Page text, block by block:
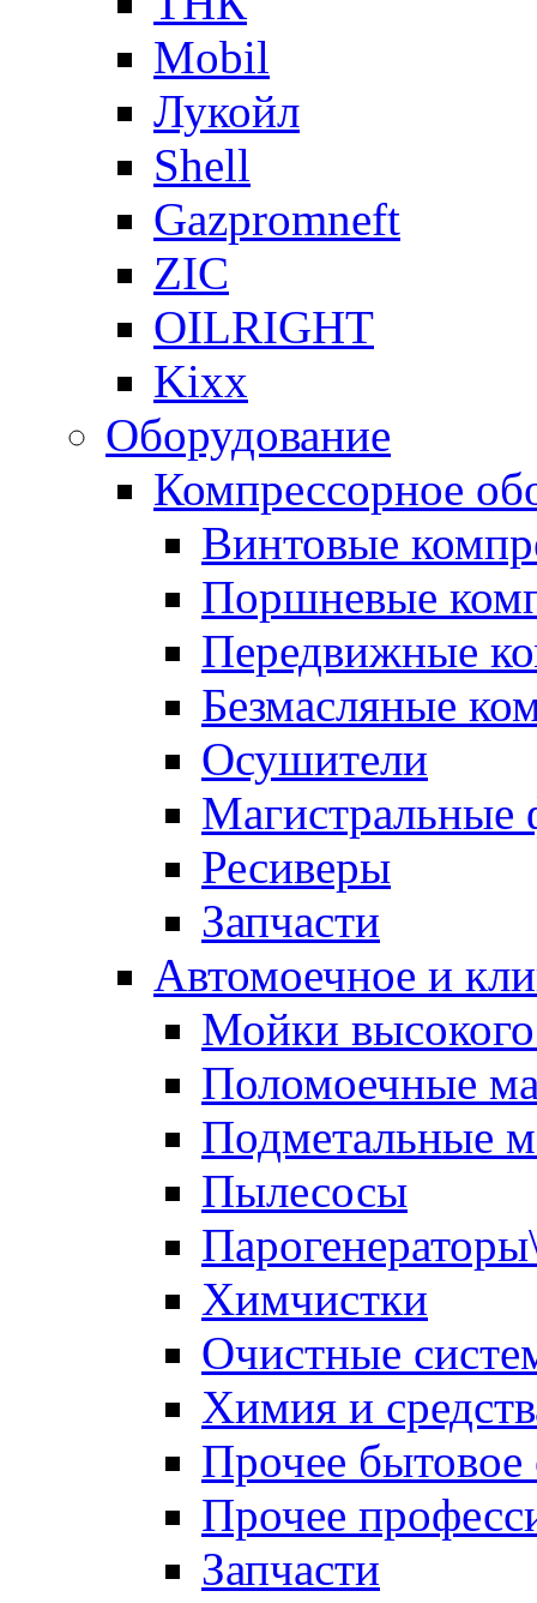
Mobil
Лукойл
Shell
Gazpromneft
ZIC
OILRIGHT
Kixx
Оборудование
Компрессорное
Винтовые
Поршневые
Передвижные
Безмасляные
Осушители
Магистральные
Ресиверы
Запчасти
Автомоечное и
Мойки
Поломоечные
Подметальные
Пылесосы
Химчистки
Очистные
Химия и
Прочее бытовое
Прочее
Запчасти